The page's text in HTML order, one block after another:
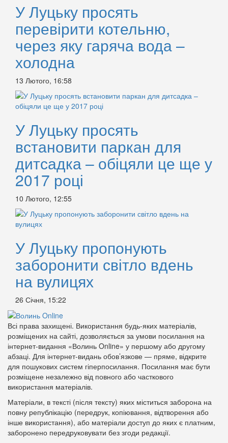
У Луцьку просять
перевірити котельню,
через яку гаряча вода –
холодна
13 Лютого, 16:58
У Луцьку просять
встановити паркан для
дитсадка – обіцяли це ще у
2017 році
10 Лютого, 12:55
У Луцьку пропонують
заборонити світло вдень
на вулицях
26 Січня, 15:22
Всі права захищені. Використання будь-яких матеріалів,
розміщених на сайті, дозволяється за умови посилання на
інтернет-видання «Волинь Online» у першому або другому
абзаці. Для інтернет-видань обов’язкове — пряме, відкрите
для пошукових систем гіперпосилання. Посилання має бути
розміщене незалежно від повного або часткового
використання матеріалів.
Матеріали, в тексті (після тексту) яких міститься заборона на
повну републікацію (передрук, копіювання, відтворення або
інше використання), або матеріали доступ до яких є платним,
заборонено передруковувати без згоди редакції.